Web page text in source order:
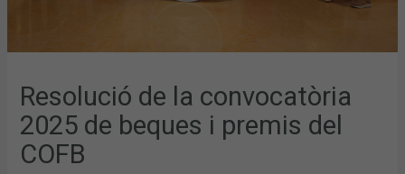
Resolució de la convocatòria
2025 de beques i premis del
COFB